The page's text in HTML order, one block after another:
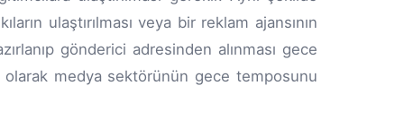
ulaştırılması veya bir reklam ajansının
gönderici adresinden alınması gece
olarak medya sektörünün gece temposunu